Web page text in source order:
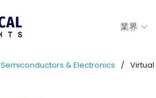
業界
Semiconductors & Electronics